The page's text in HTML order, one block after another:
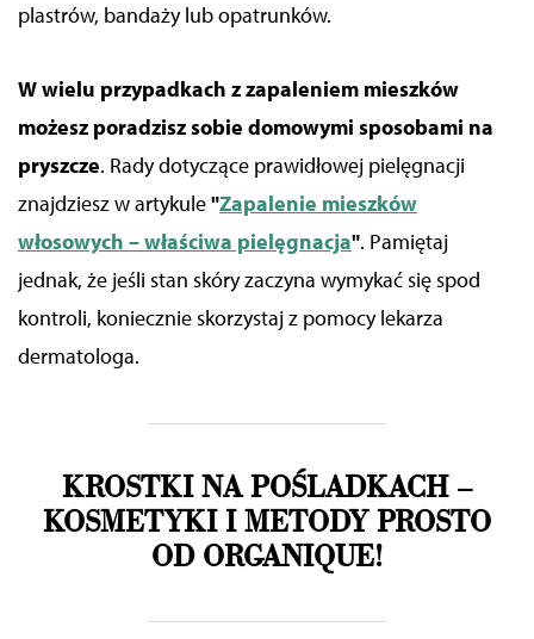
plastrów, bandaży lub opatrunków.
W wielu przypadkach z zapaleniem mieszków
możesz poradzisz sobie domowymi sposobami na
pryszcze. Rady dotyczące prawidłowej pielęgnacji
znajdziesz w artykule"Zapalenie mieszków
włosowych – właściwa pielęgnacja". Pamiętaj
jednak, że jeśli stan skóryzaczyna wymykać się spod
kontroli, koniecznie skorzystaj z pomocy lekarza
dermatologa.
KROSTKI NA POŚLADKACH –
KOSMETYKI I METODY PROSTO
OD ORGANIQUE!